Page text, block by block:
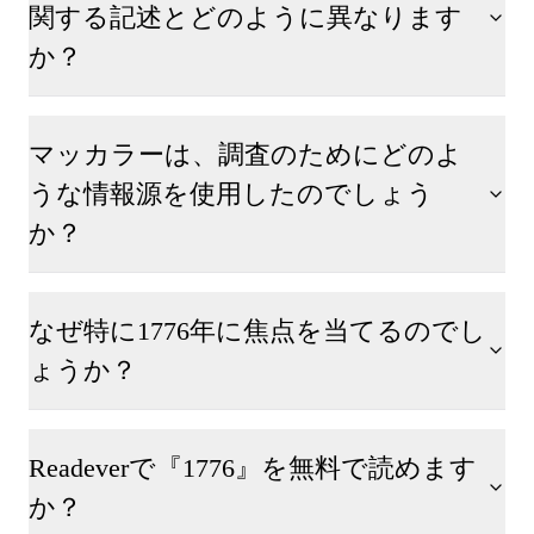
関する記述とどのように異なります
か？
マッカラーは、調査のためにどのよ
うな情報源を使用したのでしょう
か？
なぜ特に1776年に焦点を当てるのでし
ょうか？
Readeverで『1776』を無料で読めます
か？